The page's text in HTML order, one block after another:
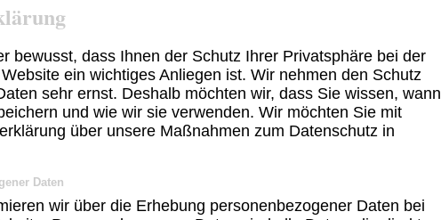
bewusst, dass Ihnen der Schutz Ihrer Privatsphäre bei der
ein wichtiges Anliegen ist. Wir nehmen den Schutz
sehr ernst. Deshalb möchten wir, dass Sie wissen, wann
und wie wir sie verwenden. Wir möchten Sie mit
über unsere Maßnahmen zum Datenschutz in
Daten
wir über die Erhebung personenbezogener Daten bei